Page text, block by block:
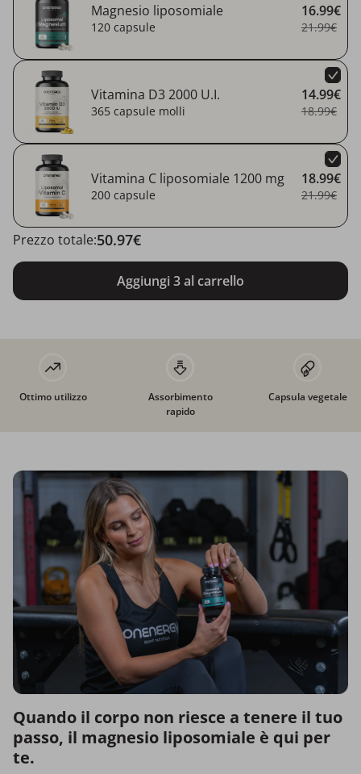
Magnesio liposomiale
120 capsule
16.99€
21.99€
Vitamina D3 2000 U.I.
365 capsule molli
14.99€
18.99€
Vitamina C liposomiale 1200 mg
200 capsule
18.99€
21.99€
Aggiungi 3 al carrello
Prezzo totale:50.97€
Ottimo utilizzo
Assorbimento
rapido
Capsula vegetale
Quando il corpo non riesce a tenere il tuo
passo, il magnesio liposomiale è qui per
te.